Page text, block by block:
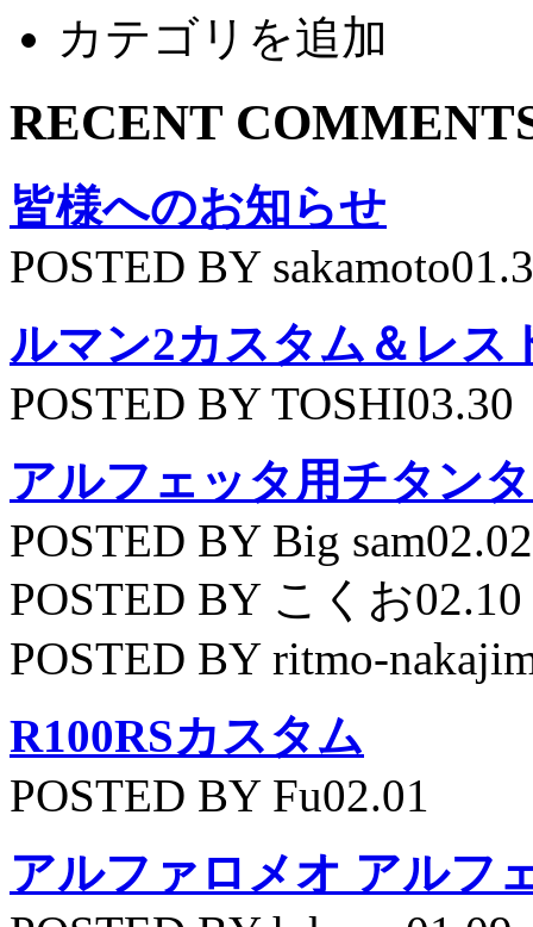
カテゴリを追加
RECENT
皆様へのお知らせ
POSTED BY
ルマン2カスタム＆レス
POSTED BY TOSHI03.30
アルフェッタ用チタン
POSTED BY Big sam02.02
POSTED BY こくお02.10
POSTED BY ritmo-
R100RSカスタム
POSTED BY Fu02.01
アルファロメオ アルフ